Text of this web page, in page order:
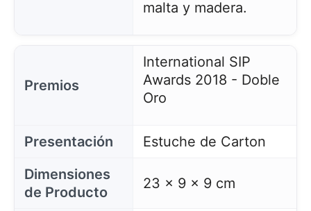
malta y madera.
Premios
International SIP
Awards 2018 - Doble
Oro
Presentación
Estuche de Carton
Dimensiones
de Producto
23 x 9 x 9 cm